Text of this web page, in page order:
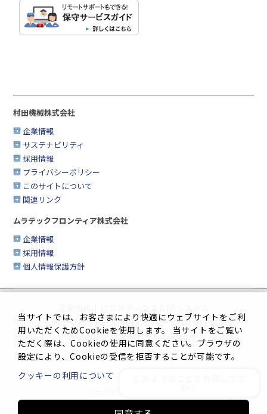
村田機械株式会社
企業情報
サステナビリティ
採用情報
プライバシーポリシー
このサイトについて
関連リンク
ムラテックフロンティア株式会社
企業情報
採用情報
個人情報保護方針
クリーンFA | 工作機械 | シートメタル加工機
繊維機械
| 複合機＆FAX・情報機器
生産管理システム | サイトマップ
プライバシーポリシー
当サイトでは、お客さまにより快適にウェブサイトをご利
用いただくためCookieを使用します。 当サイトをご覧い
ただく際は、Cookieの使用に同意ください。ブラウザの
設定により、Cookieの受信を拒否することが可能です。
クッキーの利用について